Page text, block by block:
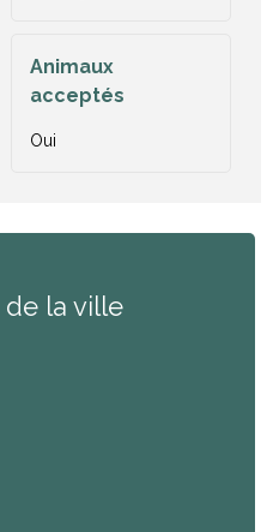
Animaux
acceptés
Oui
la ville